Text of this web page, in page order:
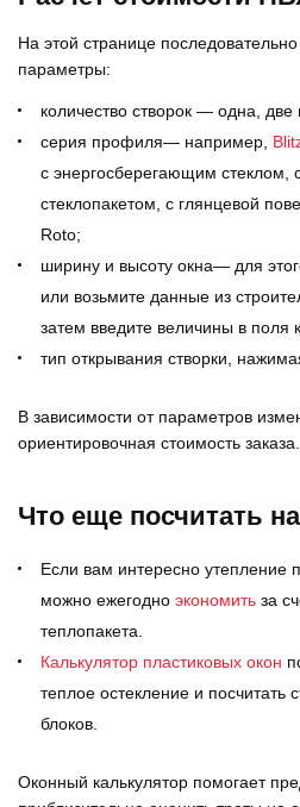
На этой странице
параметры:
количество створок — одна, две
серия профиля— например,
с энергосберегающим стеклом,
стеклопакетом, с глянцевой
Roto;
ширину и высоту окна— для
или возьмите данные из
затем введите величины в поля
тип открывания створки,
В зависимости от параметров
ориентировочная стоимость заказа.
Что еще посчитать
Если вам интересно утепление
можно ежегодно экономить за
теплопакета.
Калькулятор пластиковых окон
теплое остекление и посчитать
блоков.
Оконный калькулятор помогает